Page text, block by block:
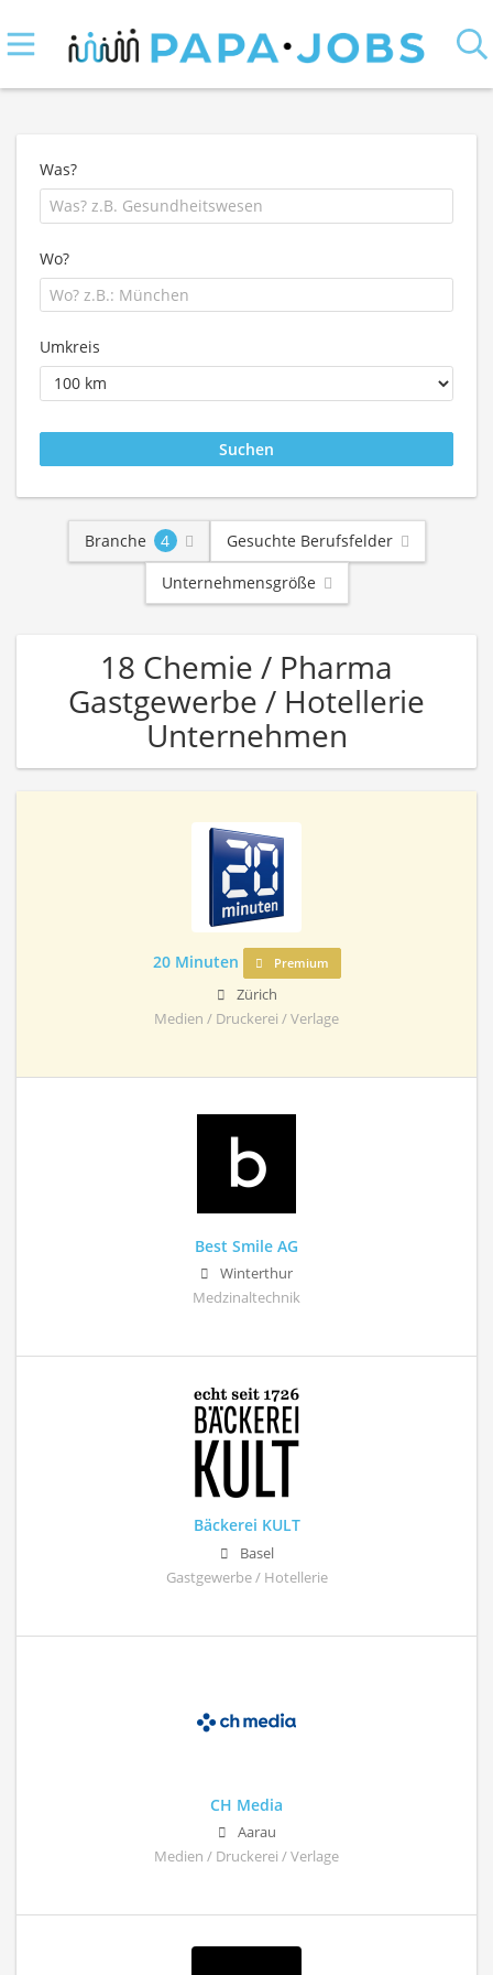
Was?
Wo?
Umkreis
Branche 4
Gesuchte Berufsfelder
Unternehmensgröße
18 Chemie / Pharma
Gastgewerbe / Hotellerie
Unternehmen
20 Minuten Premium
Zürich
Medien / Druckerei / Verlage
Best Smile AG
Winterthur
Medzinaltechnik
Bäckerei KULT
Basel
Gastgewerbe / Hotellerie
CH Media
Aarau
Medien / Druckerei / Verlage